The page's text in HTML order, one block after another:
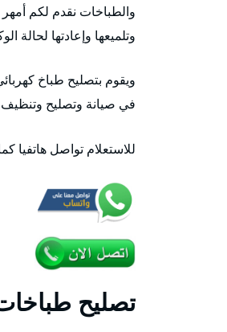
والطباخات نقدم لكم
وتلميعها وإعادتها لحالة
ويقوم بتصليح طباخ
في صيانة وتصليح
للاستعلام تواصل هاتفيا
تصليح